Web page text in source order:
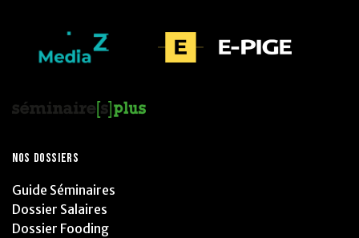
NOS DOSSIERS
Guide Séminaires
Dossier Salaires
Dossier Fooding